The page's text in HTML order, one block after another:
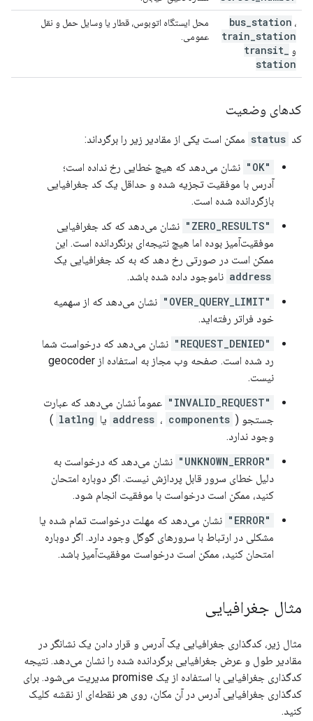
bus station ،
train station
و transit
station
محل ایستگاه اتوبوس، قطار یا وسایل حمل و نقل
عمومی.
کدهای وضعیت
کد status ممکن است یکی از مقادیر زیر را برگرداند:
"OK"
نشان می‌دهد که هیچ خطایی رخ نداده است؛
آدرس با موفقیت تجزیه شده و حداقل یک کد جغرافیایی
بازگردانده شده است.
"ZERO_RESULTS"
نشان می‌دهد که کد جغرافیایی
موفقیت‌آمیز بوده اما هیچ نتیجه‌ای برنگردانده است. این
ممکن است در صورتی رخ دهد که به کد جغرافیایی یک
address ناموجود داده شده باشد.
"OVER_QUERY_LIMIT"
نشان می‌دهد که از سهمیه
خود فراتر رفته‌اید.
"REQUEST_DENIED"
نشان می‌دهد که درخواست شما
رد شده است. صفحه وب مجاز به استفاده از geocoder
نیست.
"INVALID_REQUEST"
عموماً نشان می‌دهد که عبارت
جستجو (
address ، components یا latlng
)
وجود ندارد.
"UNKNOWN_ERROR"
نشان می‌دهد که درخواست به
دلیل خطای سرور قابل پردازش نیست. اگر دوباره امتحان
کنید، ممکن است درخواست با موفقیت انجام شود.
"ERROR"
نشان می‌دهد که مهلت درخواست تمام شده یا
مشکلی در ارتباط با سرورهای گوگل وجود دارد. اگر دوباره
امتحان کنید، ممکن است درخواست موفقیت‌آمیز باشد.
مثال جغرافیایی
مثال زیر، کدگذاری جغرافیایی یک آدرس و قرار دادن یک نشانگر در
مقادیر طول و عرض جغرافیایی برگردانده شده را نشان می‌دهد. نتیجه
کدگذاری جغرافیایی با استفاده از یک promise مدیریت می‌شود. برای
کدگذاری جغرافیایی آدرس در آن مکان، روی هر نقطه‌ای از نقشه کلیک
کنید.